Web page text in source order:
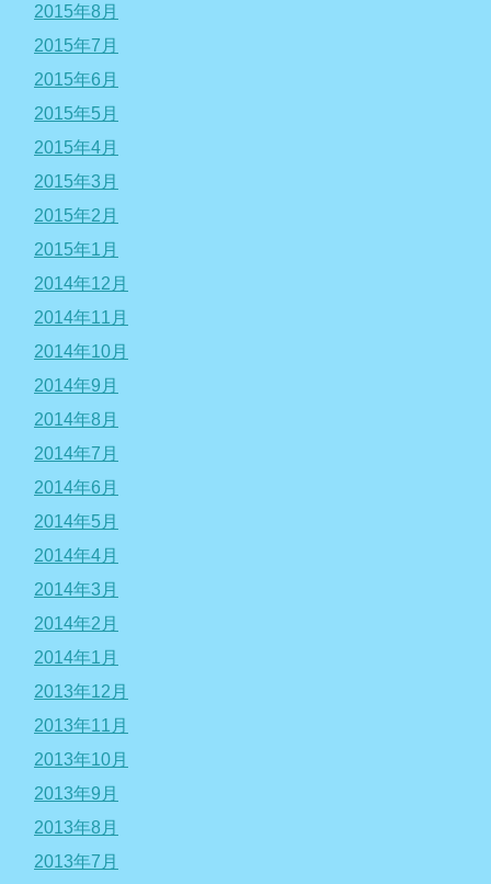
2015年8月
2015年7月
2015年6月
2015年5月
2015年4月
2015年3月
2015年2月
2015年1月
2014年12月
2014年11月
2014年10月
2014年9月
2014年8月
2014年7月
2014年6月
2014年5月
2014年4月
2014年3月
2014年2月
2014年1月
2013年12月
2013年11月
2013年10月
2013年9月
2013年8月
2013年7月